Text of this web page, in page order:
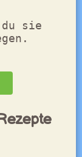
sie